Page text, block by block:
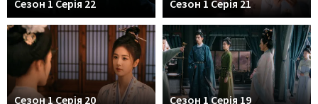
Сезон 1 Серія 22 Сезон 1 Серія 21
Сезон 1 Серія 20 Сезон 1 Серія 19